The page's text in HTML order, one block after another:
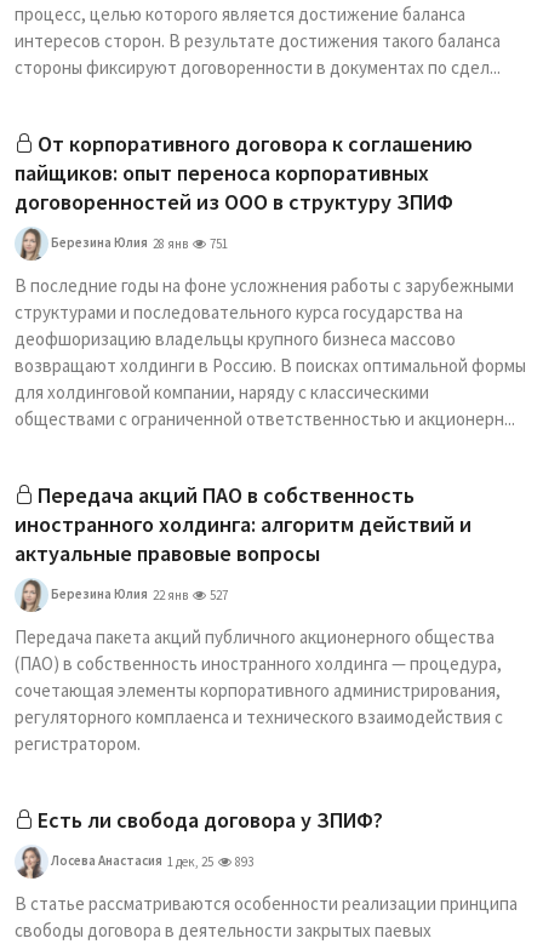
процесс, целью которого является достижение баланса
интересов сторон. В результате достижения такого баланса
стороны фиксируют договоренности в документах по сдел...
От корпоративного договора к соглашению
пайщиков: опыт переноса корпоративных
договоренностей из ООО в структуру ЗПИФ
Березина Юлия 28 янв 751
В последние годы на фоне усложнения работы с зарубежными
структурами и последовательного курса государства на
деофшоризацию владельцы крупного бизнеса массово
возвращают холдинги в Россию. В поисках оптимальной формы
для холдинговой компании, наряду с классическими
обществами с ограниченной ответственностью и акционерн...
Передача акций ПАО в собственность
иностранного холдинга: алгоритм действий и
актуальные правовые вопросы
Березина Юлия 22 янв 527
Передача пакета акций публичного акционерного общества
(ПАО) в собственность иностранного холдинга — процедура,
сочетающая элементы корпоративного администрирования,
регуляторного комплаенса и технического взаимодействия с
регистратором.
Есть ли свобода договора у ЗПИФ?
Лосева Анастасия 1 дек, 25 893
В статье рассматриваются особенности реализации принципа
свободы договора в деятельности закрытых паевых